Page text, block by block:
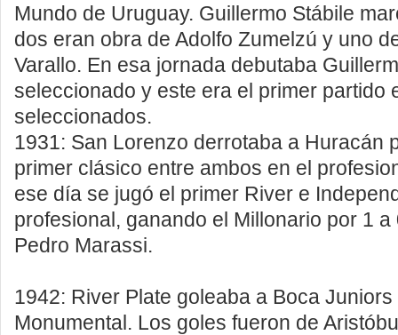
Mundo de Uruguay. Guillermo Stábile
dos eran obra de Adolfo Zumelzú y uno
Varallo. En esa jornada debutaba
seleccionado y este era el primer partido
seleccionados.
1931: San Lorenzo derrotaba a Huracán
primer clásico entre ambos en el
ese día se jugó el primer River e
profesional, ganando el Millonario por 1 a
Pedro Marassi.
1942: River Plate goleaba a Boca
Monumental. Los goles fueron de